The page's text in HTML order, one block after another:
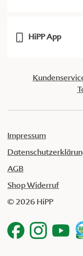
HiPP App
Impressum
AGB
Shop Widerruf
© 2026 HiPP